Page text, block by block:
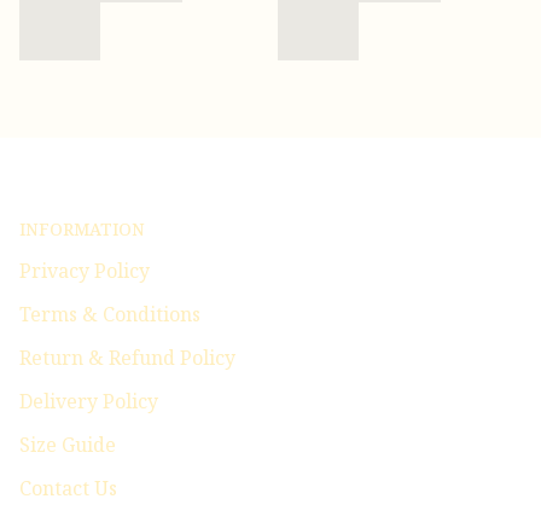
INFORMATION
Privacy Policy
Terms & Conditions
Return & Refund Policy
Delivery Policy
Size Guide
Contact Us